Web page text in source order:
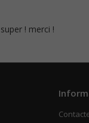
super ! merci !